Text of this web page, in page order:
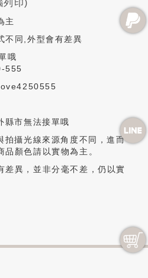
列印)
主
不同,外型會有差異
哦
555
縣市無法接單哦
拍攝光線來源角度不同，進而
顏色請以實物為主。
差異，並非分毫不差，仍以實